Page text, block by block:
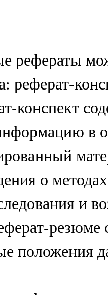
рефераты
реферат-
конспект
в
о
и
резюме
положения